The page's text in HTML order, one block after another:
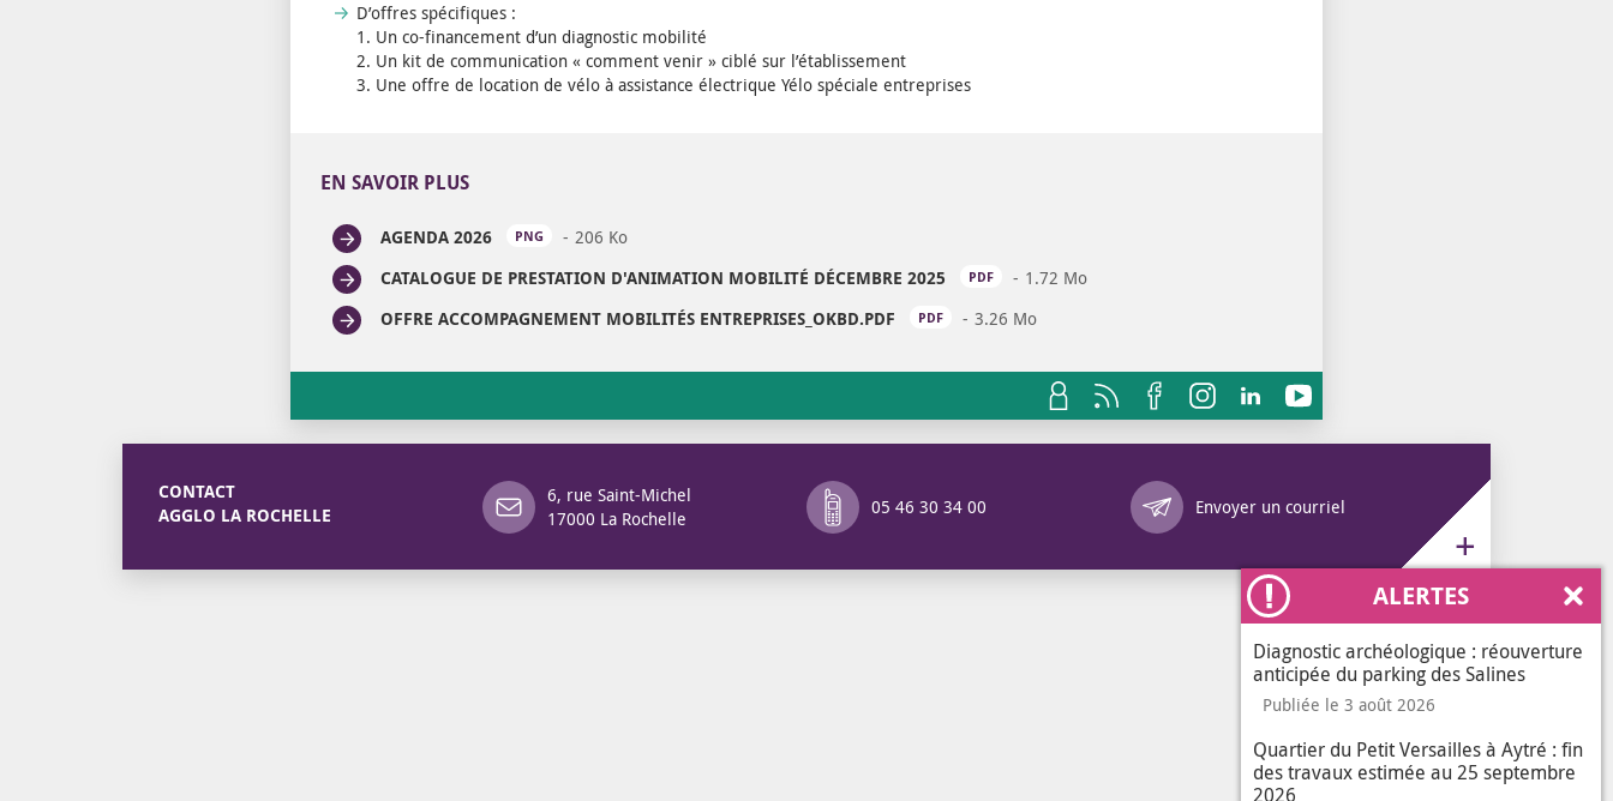
ALERTES
Diagnostic archéologique : réouverture
anticipée du parking des Salines
Publiée le 3 août 2026
Quartier du Petit Versailles à Aytré : fin
des travaux estimée au 25 septembre
2026
D’offres spécifiques :
1. Un co-financement d’un diagnostic mobilité
2. Un kit de communication « comment venir » ciblé sur l’établissement
3. Une offre de location de vélo à assistance électrique Yélo spéciale entreprises
EN SAVOIR PLUS
AGENDA 2026 PNG 206 Ko
CATALOGUE DE PRESTATION D'ANIMATION MOBILITÉ DÉCEMBRE 2025
PDF 1.72 Mo
OFFRE ACCOMPAGNEMENT MOBILITÉS ENTREPRISES_OKBD.PDF
PDF 3.26 Mo
CONTACT
AGGLO LA ROCHELLE
6, rue Saint-Michel
17000 La Rochelle
05 46 30 34 00 Envoyer un courriel
Annuaire des services